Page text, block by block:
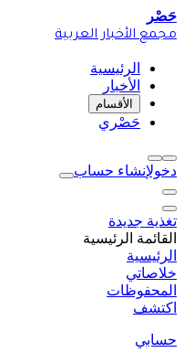
حَصْر
مجمع الأخبار العربية
الرئيسية
الأخبار
الأقسام
حَصْري
دخولإنشاء حساب
تغذية جديدة
القائمة الرئيسية
الرئيسية
خلاصاتي
المحفوظات
اكتشف
حسابي